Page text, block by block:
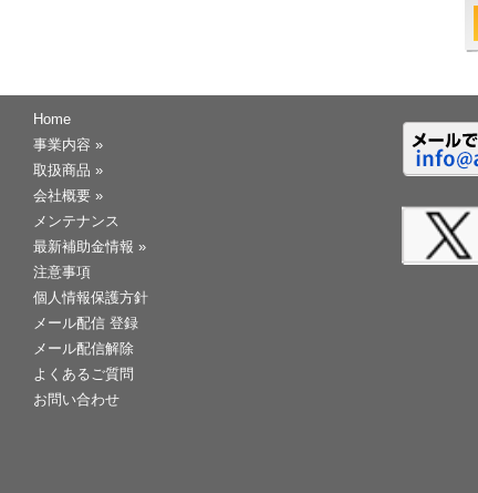
Home
事業内容 »
取扱商品 »
会社概要 »
メンテナンス
最新補助金情報 »
注意事項
個人情報保護方針
メール配信 登録
メール配信解除
よくあるご質問
お問い合わせ